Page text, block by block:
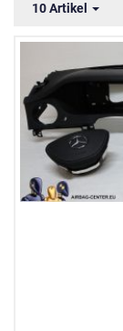
10 Artikel